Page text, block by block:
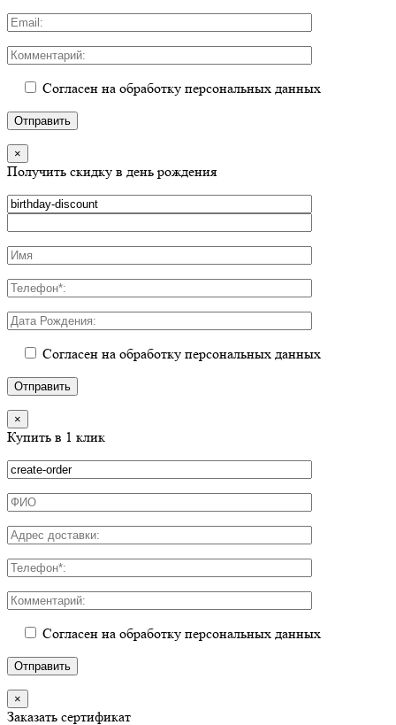
Согласен на обработку персональных данных
×
Получить скидку в день рождения
Согласен на обработку персональных данных
×
Купить в 1 клик
Согласен на обработку персональных данных
×
Заказать сертификат